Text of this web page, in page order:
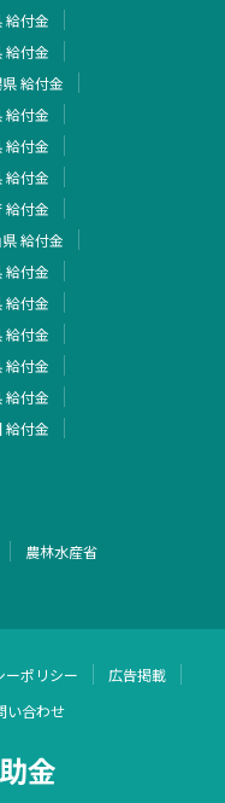
給付金
給付金
給付金
給付金
給付金
給付金
給付金
給付金
給付金
給付金
給付金
給付金
給付金
給付金
農林水産省
ーポリシー
広告掲載
い合わせ
金